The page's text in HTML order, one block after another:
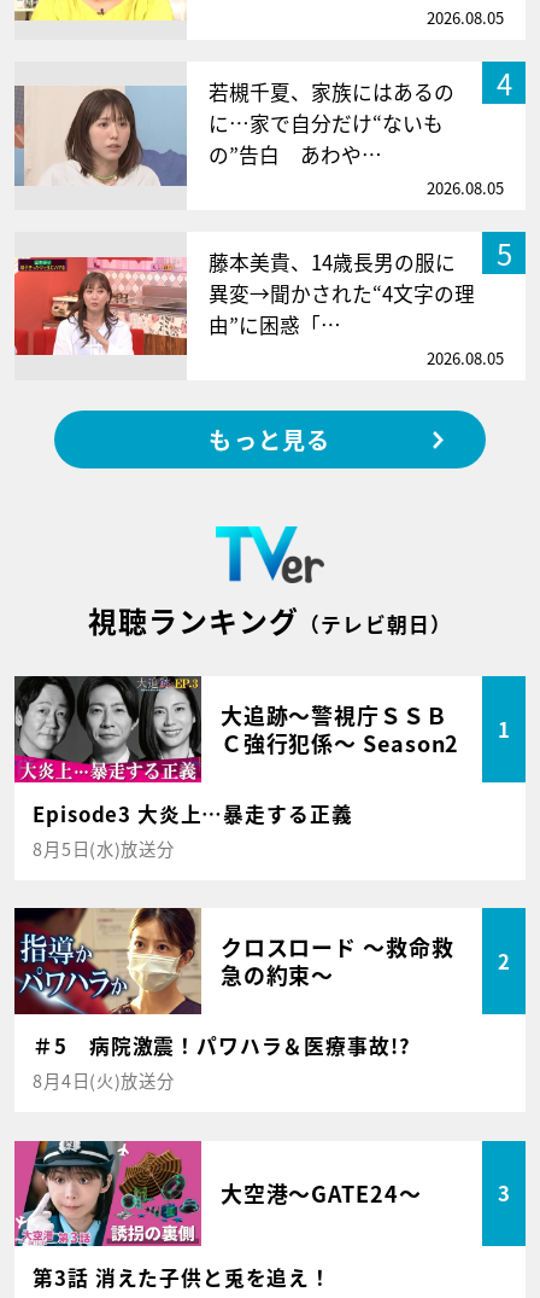
2026.08.05
4
若槻千夏、家族にはあるの
に…家で自分だけ“ないも
の”告白 あわや…
2026.08.05
5
藤本美貴、14歳長男の服に
異変→聞かされた“4文字の理
由”に困惑「…
2026.08.05
もっと見る
視聴ランキング （テレビ朝日）
大追跡～警視庁ＳＳＢ
Ｃ強行犯係～ Season2
1
Episode3 大炎上…暴走する正義
8月5日(水)放送分
クロスロード ～救命救
急の約束～
2
＃5 病院激震！パワハラ＆医療事故!?
8月4日(火)放送分
大空港～GATE24～ 3
第3話 消えた子供と兎を追え！